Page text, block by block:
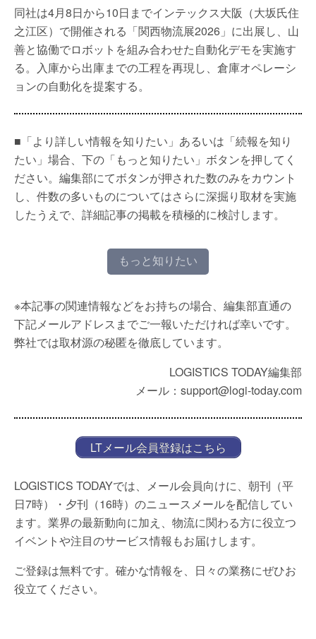
同社は4月8日から10日までインテックス大阪（大坂氏住
之江区）で開催される「関西物流展2026」に出展し、山
善と協働でロボットを組み合わせた自動化デモを実施す
る。入庫から出庫までの工程を再現し、倉庫オペレーシ
ョンの自動化を提案する。
■「より詳しい情報を知りたい」あるいは「続報を知り
たい」場合、下の「もっと知りたい」ボタンを押してく
ださい。編集部にてボタンが押された数のみをカウント
し、件数の多いものについてはさらに深掘り取材を実施
したうえで、詳細記事の掲載を積極的に検討します。
もっと知りたい
※本記事の関連情報などをお持ちの場合、編集部直通の
下記メールアドレスまでご一報いただければ幸いです。
弊社では取材源の秘匿を徹底しています。
LOGISTICS TODAY編集部
メール：support@logi-today.com
LTメール会員登録はこちら
LOGISTICS TODAYでは、メール会員向けに、朝刊（平
日7時）・夕刊（16時）のニュースメールを配信してい
ます。業界の最新動向に加え、物流に関わる方に役立つ
イベントや注目のサービス情報もお届けします。
ご登録は無料です。確かな情報を、日々の業務にぜひお
役立てください。